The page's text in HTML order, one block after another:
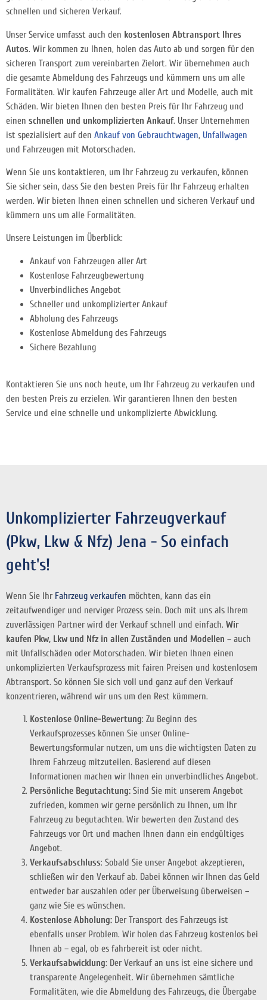
schnellen und sicheren Verkauf.
Unser Service umfasst auch den kostenlosen Abtransport Ihres
Autos. Wir kommen zu Ihnen, holen das Auto ab und sorgen für den
sicheren Transport zum vereinbarten Zielort. Wir übernehmen auch
die gesamte Abmeldung des Fahrzeugs und kümmern uns um alle
Formalitäten. Wir kaufen Fahrzeuge aller Art und Modelle, auch mit
Schäden. Wir bieten Ihnen den besten Preis für Ihr Fahrzeug und
einen schnellen und unkomplizierten Ankauf. Unser Unternehmen
ist spezialisiert auf den Ankauf von Gebrauchtwagen, Unfallwagen
und Fahrzeugen mit Motorschaden.
Wenn Sie uns kontaktieren, um Ihr Fahrzeug zu verkaufen, können
Sie sicher sein, dass Sie den besten Preis für Ihr Fahrzeug erhalten
werden. Wir bieten Ihnen einen schnellen und sicheren Verkauf und
kümmern uns um alle Formalitäten.
Unsere Leistungen im Überblick:
Ankauf von Fahrzeugen aller Art
Kostenlose Fahrzeugbewertung
Unverbindliches Angebot
Schneller und unkomplizierter Ankauf
Abholung des Fahrzeugs
Kostenlose Abmeldung des Fahrzeugs
Sichere Bezahlung
Kontaktieren Sie uns noch heute, um Ihr Fahrzeug zu verkaufen und
den besten Preis zu erzielen. Wir garantieren Ihnen den besten
Service und eine schnelle und unkomplizierte Abwicklung.
Unkomplizierter Fahrzeugverkauf
(Pkw, Lkw & Nfz) Jena - So einfach
geht's!
Wenn Sie Ihr Fahrzeug verkaufen möchten, kann das ein
zeitaufwendiger und nerviger Prozess sein. Doch mit uns als Ihrem
zuverlässigen Partner wird der Verkauf schnell und einfach. Wir
kaufen Pkw, Lkw und Nfz in allen Zuständen und Modellen – auch
mit Unfallschäden oder Motorschaden. Wir bieten Ihnen einen
unkomplizierten Verkaufsprozess mit fairen Preisen und kostenlosem
Abtransport. So können Sie sich voll und ganz auf den Verkauf
konzentrieren, während wir uns um den Rest kümmern.
Kostenlose Online-Bewertung: Zu Beginn des
Verkaufsprozesses können Sie unser Online-
Bewertungsformular nutzen, um uns die wichtigsten Daten zu
Ihrem Fahrzeug mitzuteilen. Basierend auf diesen
Informationen machen wir Ihnen ein unverbindliches Angebot.
Persönliche Begutachtung: Sind Sie mit unserem Angebot
zufrieden, kommen wir gerne persönlich zu Ihnen, um Ihr
Fahrzeug zu begutachten. Wir bewerten den Zustand des
Fahrzeugs vor Ort und machen Ihnen dann ein endgültiges
Angebot.
Verkaufsabschluss: Sobald Sie unser Angebot akzeptieren,
schließen wir den Verkauf ab. Dabei können wir Ihnen das Geld
entweder bar auszahlen oder per Überweisung überweisen –
ganz wie Sie es wünschen.
Kostenlose Abholung: Der Transport des Fahrzeugs ist
ebenfalls unser Problem. Wir holen das Fahrzeug kostenlos bei
Ihnen ab – egal, ob es fahrbereit ist oder nicht.
Verkaufsabwicklung: Der Verkauf an uns ist eine sichere und
transparente Angelegenheit. Wir übernehmen sämtliche
Formalitäten, wie die Abmeldung des Fahrzeugs, die Übergabe